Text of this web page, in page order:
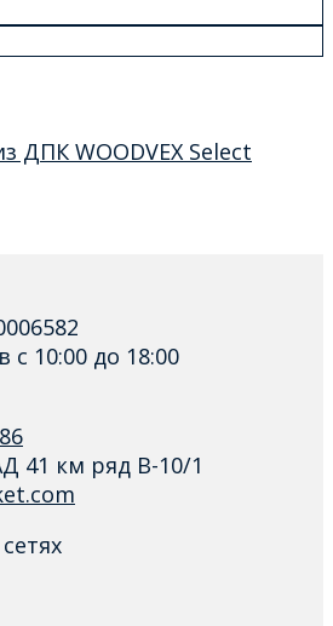
ДПК WOODVEX Select
с 10:00 до 18:00
41 км ряд В-10/1